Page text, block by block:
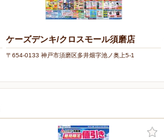
ケーズデンキ/クロスモール須磨店
〒654-0133 神戸市須磨区多井畑字池ノ奥上5-1